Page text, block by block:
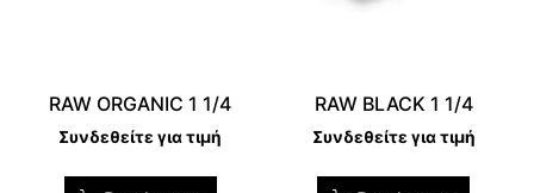
RAW ORGANIC 1 1/4
Συνδεθείτε για τιμή
RAW BLACK 1 1/4
Συνδεθείτε για τιμή